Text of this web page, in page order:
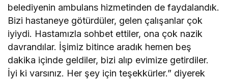
belediyenin ambulans hizmetinden de faydalandık.
Bizi hastaneye götürdüler, gelen çalışanlar çok
iyiydi. Hastamızla sohbet ettiler, ona çok nazik
davrandılar. İşimiz bitince aradık hemen beş
dakika içinde geldiler, bizi alıp evimize getirdiler.
İyi ki varsınız. Her şey için teşekkürler.” diyerek